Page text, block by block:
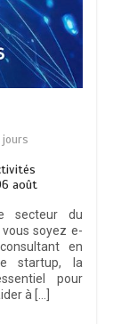
jours
août
secteur du
soyez e-
en
startup, la
pour
à […]
:
un